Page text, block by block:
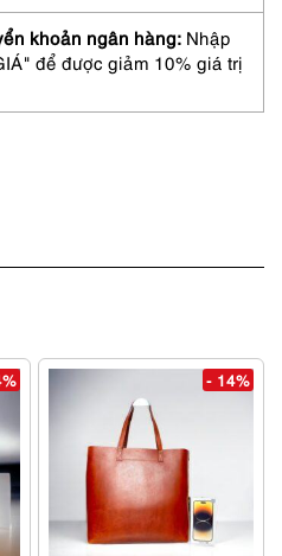
khoản ngân hàng: Nhập
để được giảm 10% giá trị
- 14%